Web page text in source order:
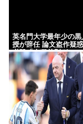
を入れる』のが
に当たる」
台風15号、東北
【速報】北海道
被告(19)に無期
う？？？？？？
英名門大学最年少の黒
授が辞任 論文盗作疑
必殺「人種差別ガー」
撃